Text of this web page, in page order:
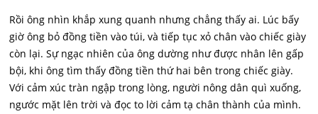
Rồi ông nhìn khắp xung quanh nhưng chẳng thấy ai. Lúc bấy
giờ ông bỏ đồng tiền vào túi, và tiếp tục xỏ chân vào chiếc giày
còn lại. Sự ngạc nhiên của ông dường như được nhân lên gấp
bội, khi ông tìm thấy đồng tiền thứ hai bên trong chiếc giày.
Với cảm xúc tràn ngập trong lòng, người nông dân quì xuống,
ngước mặt lên trời và đọc to lời cảm tạ chân thành của mình.